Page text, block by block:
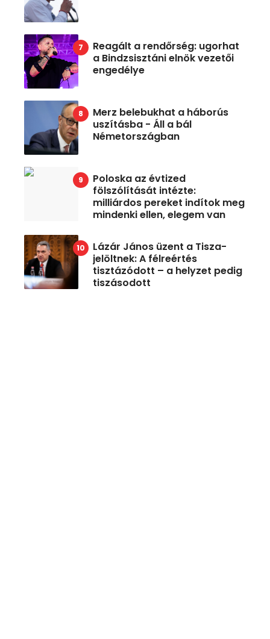
Reagált a rendőrség: ugorhat
a Bindzsisztáni elnök vezetői
engedélye
Merz belebukhat a háborús
uszításba - Áll a bál
Németországban
Poloska az évtized
fölszólítását intézte:
milliárdos pereket indítok meg
mindenki ellen, elegem van
Lázár János üzent a Tisza-
jelöltnek: A félreértés
tisztázódott – a helyzet pedig
tiszásodott